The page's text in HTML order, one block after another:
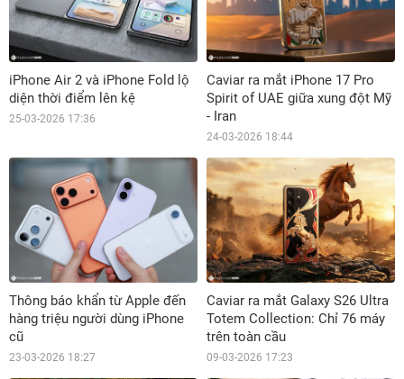
iPhone Air 2 và iPhone Fold lộ
diện thời điểm lên kệ
25-03-2026 17:36
Caviar ra mắt iPhone 17 Pro
Spirit of UAE giữa xung đột Mỹ
- Iran
24-03-2026 18:44
Thông báo khẩn từ Apple đến
hàng triệu người dùng iPhone
cũ
23-03-2026 18:27
Caviar ra mắt Galaxy S26 Ultra
Totem Collection: Chỉ 76 máy
trên toàn cầu
09-03-2026 17:23